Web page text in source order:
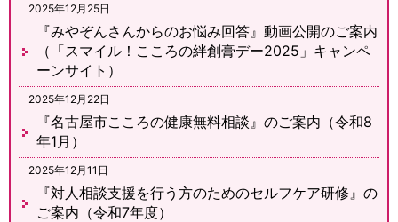
2025年12月25日
『みやぞんさんからのお悩み回答』動画公開のご案内
（「スマイル！こころの絆創膏デー2025」キャンペ
ーンサイト）
2025年12月22日
『名古屋市こころの健康無料相談』のご案内（令和8
年1月）
2025年12月11日
『対人相談支援を行う方のためのセルフケア研修』の
ご案内（令和7年度）